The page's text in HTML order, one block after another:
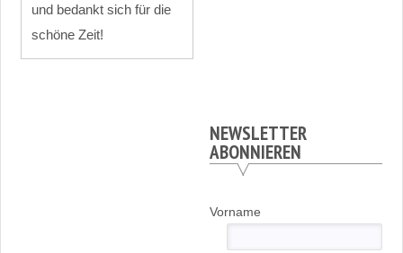
und bedankt sich für die
schöne Zeit!
NEWSLETTER
ABONNIEREN
Vorname